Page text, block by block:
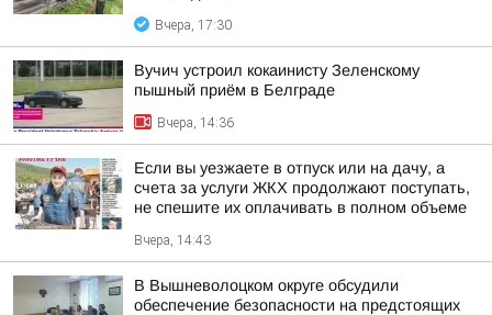
Вчера, 17:30
Вучич устроил кокаинисту Зеленскому
пышный приём в Белграде
Вчера, 14:36
Если вы уезжаете в отпуск или на дачу, а
счета за услуги ЖКХ продолжают поступать,
не спешите их оплачивать в полном объеме
Вчера, 14:43
В Вышневолоцком округе обсудили
обеспечение безопасности на предстоящих